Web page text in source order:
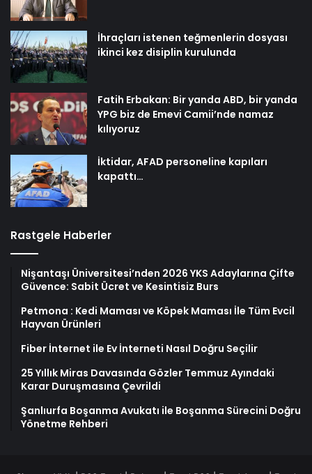
İhraçları istenen teğmenlerin dosyası
ikinci kez disiplin kurulunda
Fatih Erbakan: Bir yanda ABD, bir yanda
YPG biz de Emevi Camii’nde namaz
kılıyoruz
İktidar, AFAD personeline kapıları
kapattı…
Rastgele Haberler
Nişantaşı Üniversitesi’nden 2026 YKS Adaylarına Çifte
Güvence: Sabit Ücret ve Kesintisiz Burs
Petmona : Kedi Maması ve Köpek Maması İle Tüm Evcil
Hayvan Ürünleri
Fiber İnternet ile Ev İnterneti Nasıl Doğru Seçilir
25 Yıllık Miras Davasında Gözler Temmuz Ayındaki
Karar Duruşmasına Çevrildi
Şanlıurfa Boşanma Avukatı ile Boşanma Sürecini Doğru
Yönetme Rehberi